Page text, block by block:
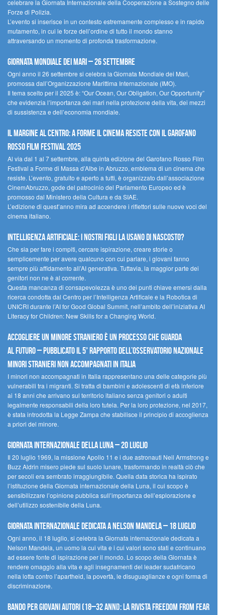
celebrare la Giornata Internazionale della Cooperazione a Sostegno delle
Forze di Polizia.
L’evento si inserisce in un contesto estremamente complesso e in rapido
mutamento, in cui le forze dell’ordine di tutto il mondo stanno
attraversando un momento di profonda trasformazione.
Giornata Mondiale dei Mari – 26 settembre
Ogni anno il 26 settembre si celebra la Giornata Mondiale dei Mari,
promossa dall’Organizzazione Marittima Internazionale (IMO).
Il tema scelto per il 2025 è: “Our Ocean, Our Obligation, Our Opportunity”
che evidenzia l’importanza dei mari nella protezione della vita, dei mezzi
di sussistenza e dell’economia mondiale.
Il margine al centro: a Forme il cinema resiste con il Garofano
Rosso Film Festival 2025
Al via dal 1 al 7 settembre, alla quinta edizione del Garofano Rosso Film
Festival a Forme di Massa d’Albe in Abruzzo, emblema di un cinema che
resiste. L’evento, gratuito e aperto a tutti, è organizzato dall’associazione
CinemAbruzzo, gode del patrocinio del Parlamento Europeo ed è
promosso dal Ministero della Cultura e da SIAE.
L’edizione di quest’anno mira ad accendere i riflettori sulle nuove voci del
cinema italiano.
Intelligenza artificiale: i nostri figli la usano di nascosto?
Che sia per fare i compiti, cercare ispirazione, creare storie o
semplicemente per avere qualcuno con cui parlare, i giovani fanno
sempre più affidamento all’AI generativa. Tuttavia, la maggior parte dei
genitori non ne è al corrente.
Questa mancanza di consapevolezza è uno dei punti chiave emersi dalla
ricerca condotta dal Centro per l’Intelligenza Artificale e la Robotica di
UNICRI durante l’AI for Good Global Summit, nell’ambito dell’iniziativa AI
Literacy for Children: New Skills for a Changing World.
Accogliere un minore straniero è un processo che guarda
al futuro – Pubblicato il 5° rapporto dell’Osservatorio Nazionale
Minori Stranieri Non Accompagnati in Italia
I minori non accompagnati in Italia rappresentano una delle categorie più
vulnerabili tra i migranti. Si tratta di bambini e adolescenti di età inferiore
ai 18 anni che arrivano sul territorio italiano senza genitori o adulti
legalmente responsabili della loro tutela. Per la loro protezione, nel 2017,
è stata introdotta la Legge Zampa che stabilisce il principio di accoglienza
a priori del minore.
Giornata Internazionale della Luna – 20 luglio
Il 20 luglio 1969, la missione Apollo 11 e i due astronauti Neil Armstrong e
Buzz Aldrin misero piede sul suolo lunare, trasformando in realtà ciò che
per secoli era sembrato irraggiungibile. Quella data storica ha ispirato
l’istituzione della Giornata internazionale della Luna, il cui scopo è
sensibilizzare l’opinione pubblica sull’importanza dell’esplorazione e
dell’utilizzo sostenibile della Luna.
Giornata internazionale dedicata a Nelson Mandela – 18 luglio
Ogni anno, il 18 luglio, si celebra la Giornata internazionale dedicata a
Nelson Mandela, un uomo la cui vita e i cui valori sono stati e continuano
ad essere fonte di ispirazione per il mondo. Lo scopo della Giornata è
rendere omaggio alla vita e agli insegnamenti del leader sudafricano
nella lotta contro l’apartheid, la povertà, le disuguaglianze e ogni forma di
discriminazione.
Bando per giovani autori (18–32 anni): la Rivista Freedom From Fear